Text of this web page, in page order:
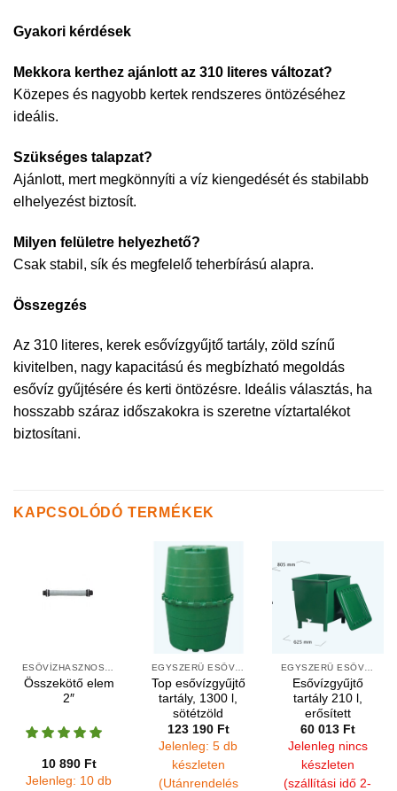
Gyakori kérdések
Mekkora kerthez ajánlott az 310 literes változat?
Közepes és nagyobb kertek rendszeres öntözéséhez
ideális.
Szükséges talapzat?
Ajánlott, mert megkönnyíti a víz kiengedését és stabilabb
elhelyezést biztosít.
Milyen felületre helyezhető?
Csak stabil, sík és megfelelő teherbírású alapra.
Összegzés
Az 310 literes, kerek esővízgyűjtő tartály, zöld színű
kivitelben, nagy kapacitású és megbízható megoldás
esővíz gyűjtésére és kerti öntözésre. Ideális választás, ha
hosszabb száraz időszakokra is szeretne víztartalékot
biztosítani.
KAPCSOLÓDÓ TERMÉKEK
Összekötő elem
2″
10 890 Ft
Jelenleg: 10 db
Top esővízgyűjtő
tartály, 1300 l,
sötétzöld
123 190 Ft
Jelenleg: 5 db
készleten
(Utánrendelés
Esővízgyűjtő
tartály 210 l,
erősített
60 013 Ft
Jelenleg nincs
készleten
(szállítási idő 2-